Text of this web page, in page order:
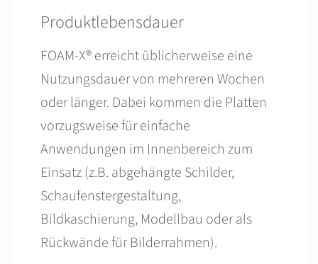
Produktlebensdauer
FOAM-X® erreicht üblicherweise eine
Nutzungsdauer von mehreren Wochen
oder länger. Dabei kommen die Platten
vorzugsweise für einfache
Anwendungen im Innenbereich zum
Einsatz (z.B. abgehängte Schilder,
Schaufenstergestaltung,
Bildkaschierung, Modellbau oder als
Rückwände für Bilderrahmen).